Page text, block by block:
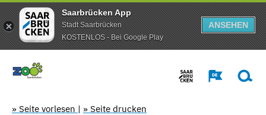
Saarbrücken App
Stadt Saarbrücken
KOSTENLOS - Bei Google Play
ANSEHEN
» Seite vorlesen | » Seite drucken